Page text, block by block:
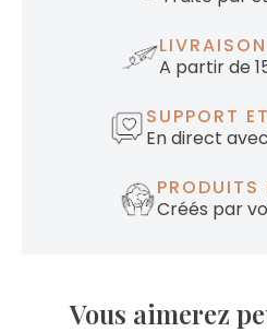
A partir de
SUPPORT
En direct
Créés par
Vous aimerez